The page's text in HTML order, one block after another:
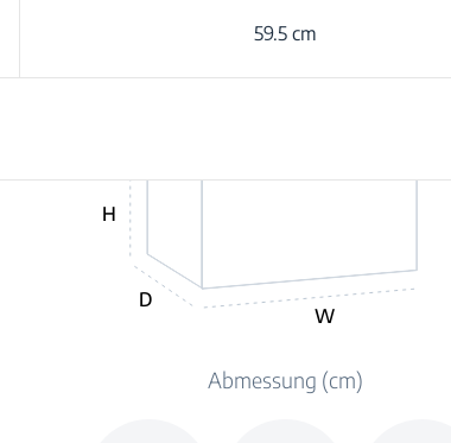
59.5 cm
H
D
W
Abmessung (cm)